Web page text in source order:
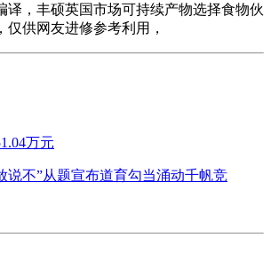
译，丰硕英国市场可持续产物选择食物伙
供网友进修参考利用，
万元
说不”从题宣布道育勾当涌动千帆竞